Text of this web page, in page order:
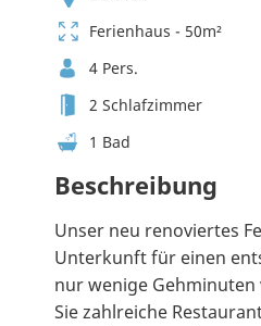
Ferienhaus - 50m²
4 Pers.
2 Schlafzimmer
1 Bad
Beschreibung
Unser neu renoviertes
Unterkunft für einen
nur wenige
Sie zahlreiche